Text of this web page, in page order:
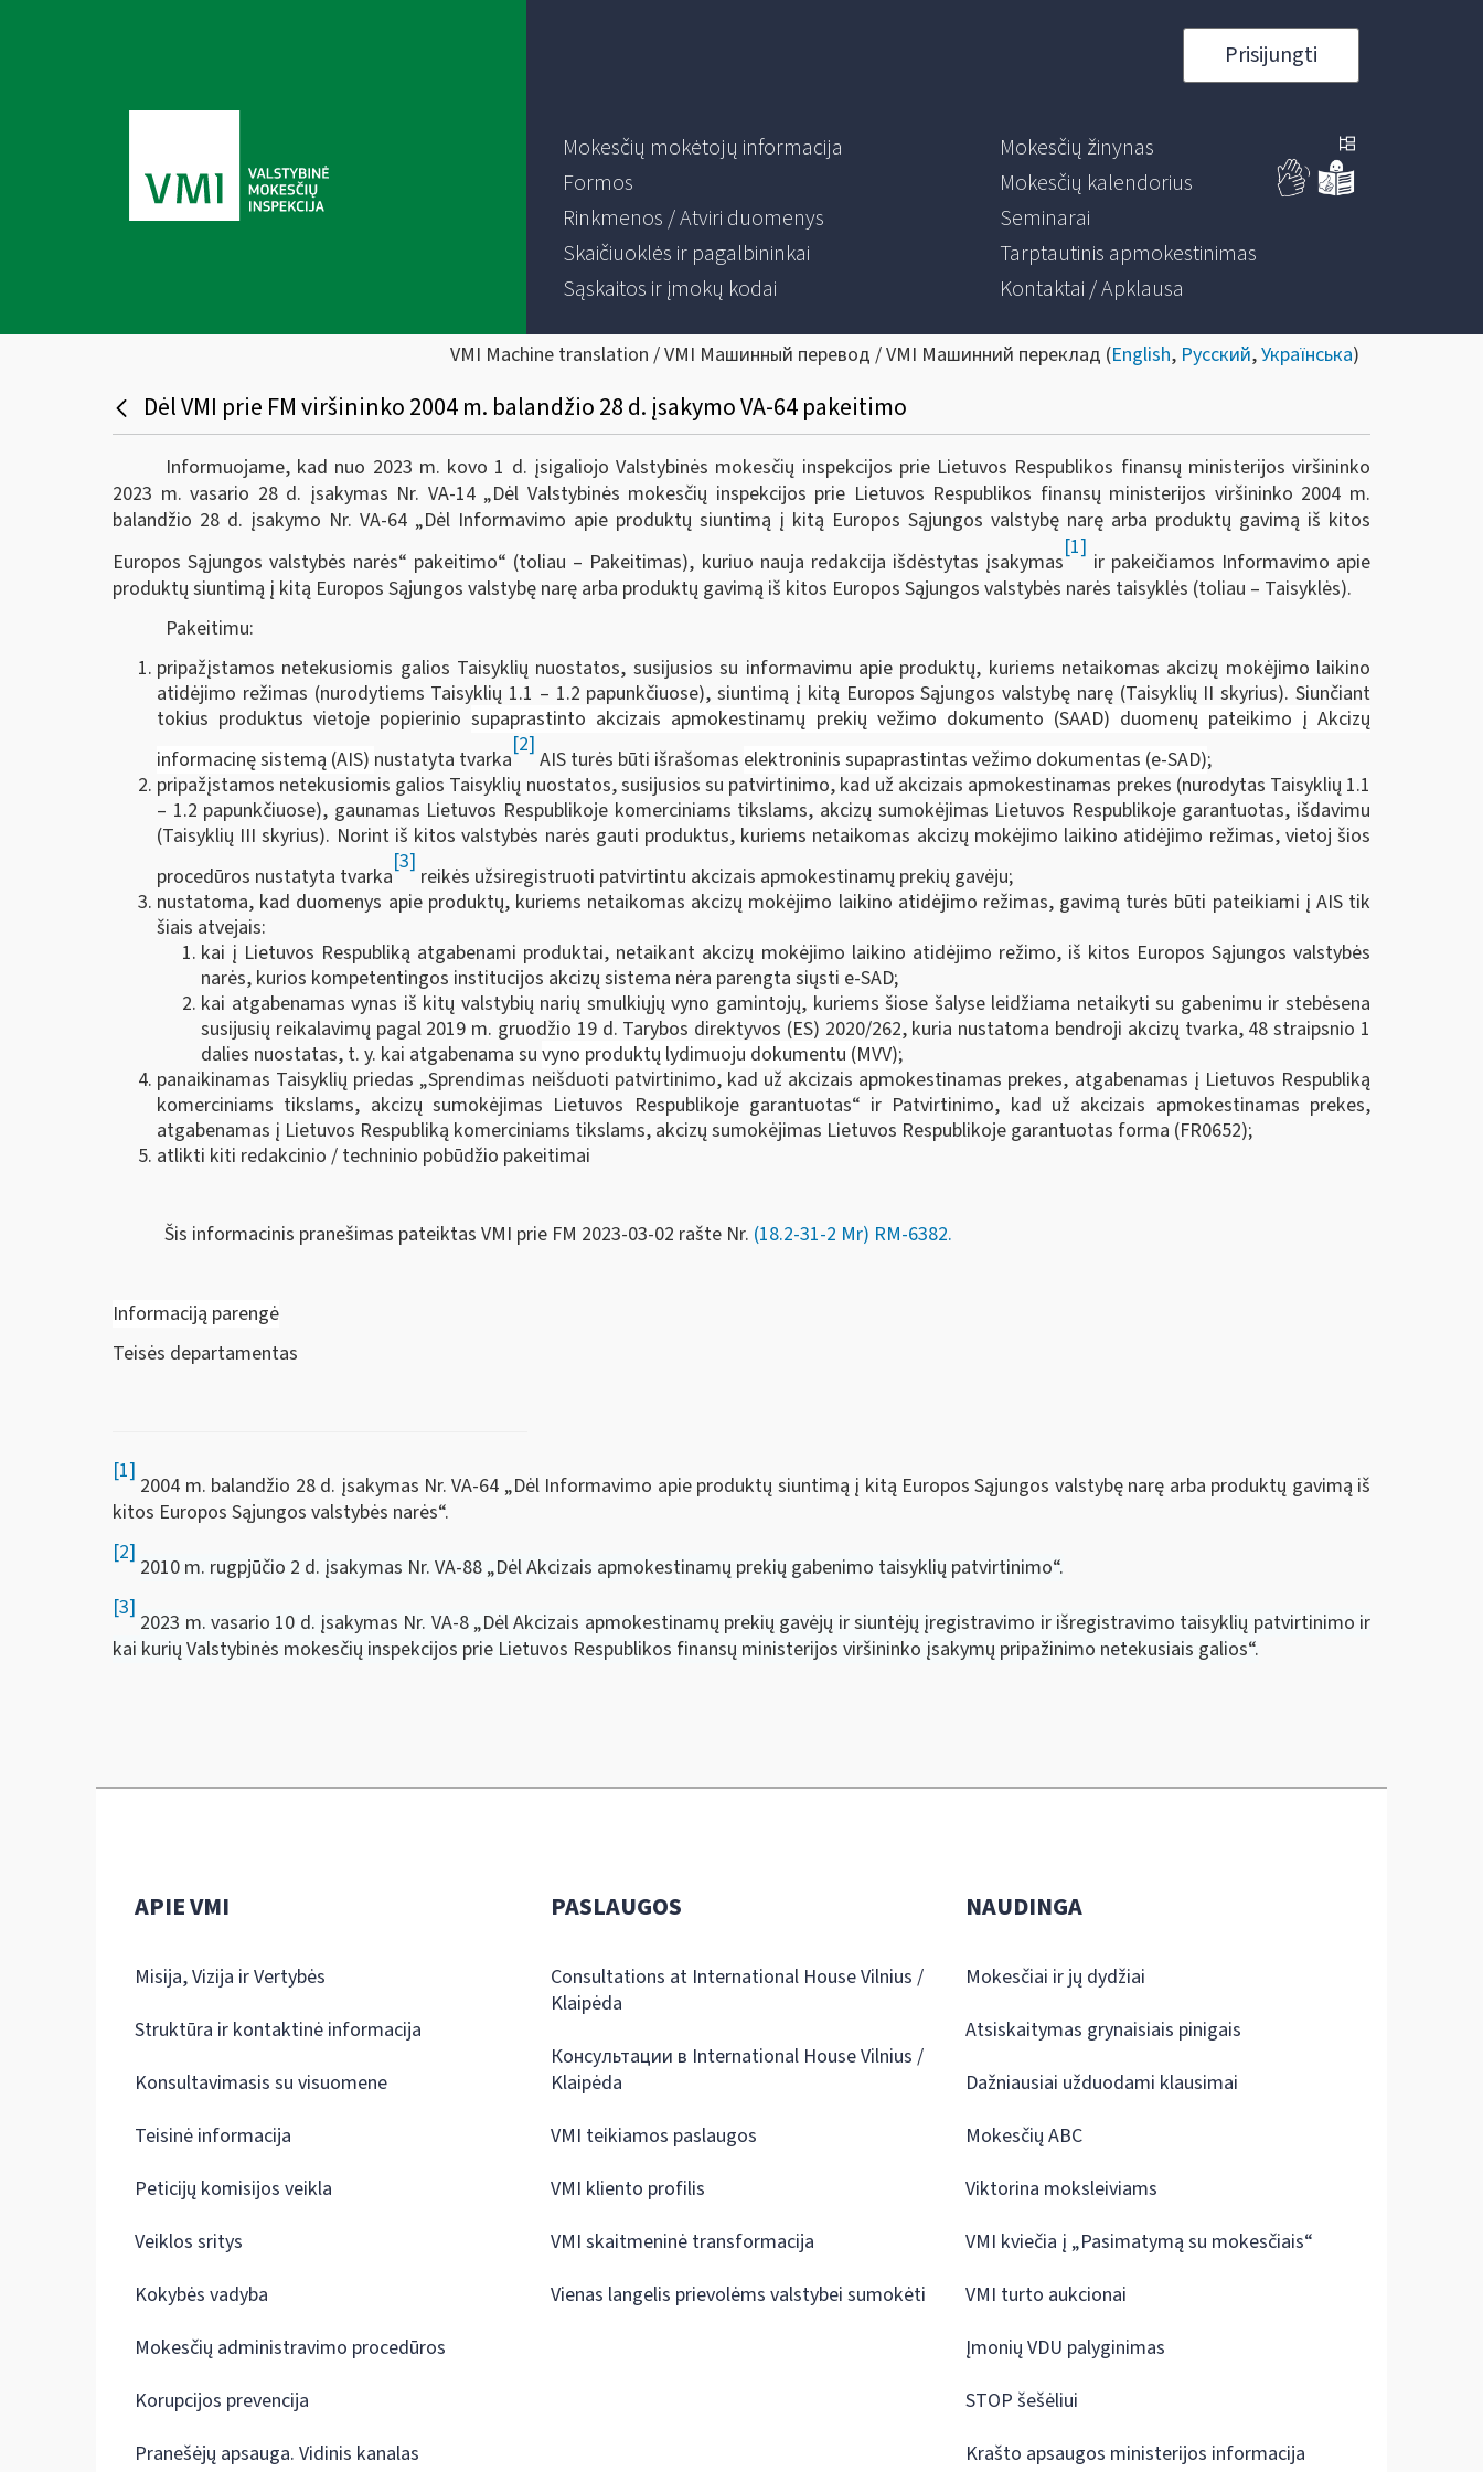
Prisijungti
Mokesčių mokėtojų informacija
Formos
Rinkmenos / Atviri duomenys
Skaičiuoklės ir pagalbininkai
Sąskaitos ir įmokų kodai
Mokesčių žinynas
Mokesčių kalendorius
Seminarai
Tarptautinis apmokestinimas
Kontaktai / Apklausa
VMI Machine translation / VMI Машинный перевод / VMI Машинний переклад (English, Русский,Українська)
Dėl VMI prie FM viršininko 2004 m. balandžio 28 d. įsakymo VA-64 pakeitimo
Informuojame, kad nuo 2023 m. kovo 1 d. įsigaliojo Valstybinės mokesčių inspekcijos prie Lietuvos Respublikos finansų ministerijos viršininko
2023 m. vasario 28 d. įsakymas Nr. VA-14 „Dėl Valstybinės mokesčių inspekcijos prie Lietuvos Respublikos finansų ministerijos viršininko 2004 m.
balandžio 28 d. įsakymo Nr. VA-64 „Dėl Informavimo apie produktų siuntimą į kitą Europos Sąjungos valstybę narę arba produktų gavimą iš kitos
Europos Sąjungos valstybės narės“ pakeitimo“ (toliau – Pakeitimas), kuriuo nauja redakcija išdėstytas įsakymas
[1]
ir pakeičiamos Informavimo apie
produktų siuntimą į kitą Europos Sąjungos valstybę narę arba produktų gavimą iš kitos Europos Sąjungos valstybės narės taisyklės (toliau – Taisyklės).
Pakeitimu:
pripažįstamos netekusiomis galios Taisyklių nuostatos, susijusios su informavimu apie produktų, kuriems netaikomas akcizų mokėjimo laikino
atidėjimo režimas (nurodytiems Taisyklių 1.1 – 1.2 papunkčiuose), siuntimą į kitą Europos Sąjungos valstybę narę (Taisyklių II skyrius). Siunčiant
tokius produktus vietoje popieriniosupaprastinto akcizais apmokestinamų prekių vežimo dokumento (SAAD) duomenų pateikimo į Akcizų
informacinę sistemą (AIS) nustatyta tvarka
[2]
AIS turės būti išrašomas elektroninis supaprastintas vežimo dokumentas (e-SAD);
pripažįstamos netekusiomis galios Taisyklių nuostatos, susijusios su patvirtinimo, kad už akcizais apmokestinamas prekes (nurodytas Taisyklių 1.1
– 1.2 papunkčiuose), gaunamas Lietuvos Respublikoje komerciniams tikslams, akcizų sumokėjimas Lietuvos Respublikoje garantuotas, išdavimu
(Taisyklių III skyrius). Norint iš kitos valstybės narės gauti produktus, kuriems netaikomas akcizų mokėjimo laikino atidėjimo režimas, vietoj šios
procedūros nustatyta tvarka
[3]
reikės užsiregistruoti patvirtintu akcizais apmokestinamų prekių gavėju;
nustatoma, kad duomenys apie produktų, kuriems netaikomas akcizų mokėjimo laikino atidėjimo režimas, gavimą turės būti pateikiami į AIS tik
šiais atvejais:
kai į Lietuvos Respubliką atgabenami produktai, netaikant akcizų mokėjimo laikino atidėjimo režimo, iš kitos Europos Sąjungos valstybės
narės, kurios kompetentingos institucijos akcizų sistema nėra parengta siųsti e-SAD;
kai atgabenamas vynas iš kitų valstybių narių smulkiųjų vyno gamintojų, kuriems šiose šalyse leidžiama netaikyti su gabenimu ir stebėsena
susijusių reikalavimų pagal 2019 m. gruodžio 19 d. Tarybos direktyvos (ES) 2020/262, kuria nustatoma bendroji akcizų tvarka, 48 straipsnio 1
dalies nuostatas, t. y. kai atgabenama su vyno produktų lydimuoju dokumentu (MVV);
panaikinamas Taisyklių priedas „Sprendimas neišduoti patvirtinimo, kad už akcizais apmokestinamas prekes, atgabenamas į Lietuvos Respubliką
komerciniams tikslams, akcizų sumokėjimas Lietuvos Respublikoje garantuotas“ ir Patvirtinimo, kad už akcizais apmokestinamas prekes,
atgabenamas į Lietuvos Respubliką komerciniams tikslams, akcizų sumokėjimas Lietuvos Respublikoje garantuotas forma (FR0652);
atlikti kiti redakcinio / techninio pobūdžio pakeitimai
Šis informacinis pranešimas pateiktas VMI prie FM 2023-03-02 rašte Nr. (18.2-31-2 Mr) RM-6382.
Informaciją parengė
Teisės departamentas
[1]
2004 m. balandžio 28 d. įsakymas Nr. VA-64 „Dėl Informavimo apie produktų siuntimą į kitą Europos Sąjungos valstybę narę arba produktų gavimą iš
kitos Europos Sąjungos valstybės narės“.
[2]
2010 m. rugpjūčio 2 d. įsakymas Nr. VA-88 „Dėl Akcizais apmokestinamų prekių gabenimo taisyklių patvirtinimo“.
[3]
2023 m. vasario 10 d. įsakymas Nr. VA-8 „Dėl Akcizais apmokestinamų prekių gavėjų ir siuntėjų įregistravimo ir išregistravimo taisyklių patvirtinimo ir
kai kurių Valstybinės mokesčių inspekcijos prie Lietuvos Respublikos finansų ministerijos viršininko įsakymų pripažinimo netekusiais galios“.
APIE VMI
Misija, Vizija ir Vertybės
Struktūra ir kontaktinė informacija
Konsultavimasis su visuomene
Teisinė informacija
Peticijų komisijos veikla
Veiklos sritys
Kokybės vadyba
Mokesčių administravimo procedūros
Korupcijos prevencija
Pranešėjų apsauga. Vidinis kanalas
PASLAUGOS
Consultations at International House Vilnius /
Klaipėda
Консультации в International House Vilnius /
Klaipėda
VMI teikiamos paslaugos
VMI kliento profilis
VMI skaitmeninė transformacija
Vienas langelis prievolėms valstybei sumokėti
NAUDINGA
Mokesčiai ir jų dydžiai
Atsiskaitymas grynaisiais pinigais
Dažniausiai užduodami klausimai
Mokesčių ABC
Viktorina moksleiviams
VMI kviečia į „Pasimatymą su mokesčiais“
VMI turto aukcionai
Įmonių VDU palyginimas
STOP šešėliui
Krašto apsaugos ministerijos informacija